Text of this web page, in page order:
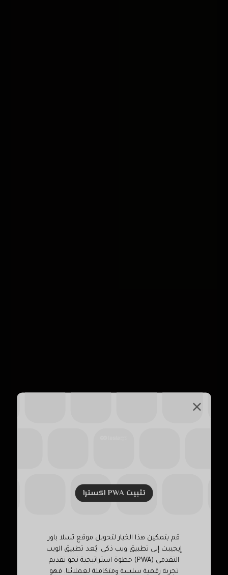
تثبيت PWA اکسترا
قم بتمكين هذا الخيار لتحويل موقع تسلا باور
إيجيبت إلى تطبيق ويب ذكي. يُعد تطبيق الويب
التقدمي (PWA) خطوة استراتيجية نحو تقديم
تجربة رقمية سلسة ومتكاملة لعملائنا. فهو